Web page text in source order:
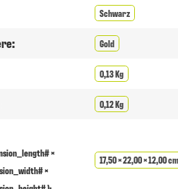
Schwarz
Gold
0,13 Kg
0,12 Kg
×
×
17,50 × 22,00 × 12,00 cm